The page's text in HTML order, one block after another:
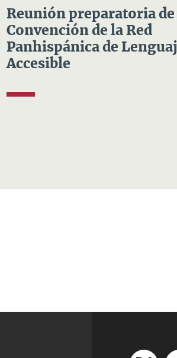
Reunión preparatoria
Convención de la Red
Panhispánica de
Accesible